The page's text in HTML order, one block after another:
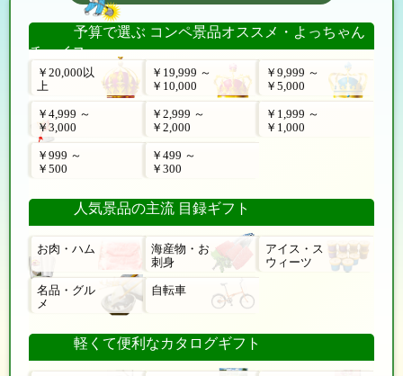
予算で選ぶ コンペ景品オススメ・よっちゃん
チョイス
￥20,000以
上
￥19,999 ～
￥10,000
￥9,999 ～
￥5,000
￥4,999 ～
￥3,000
￥2,999 ～
￥2,000
￥1,999 ～
￥1,000
￥999 ～
￥500
￥499 ～
￥300
人気景品の主流 目録ギフト
お肉・ハム
海産物・お
刺身
アイス・ス
ウィーツ
名品・グル
メ
自転車
軽くて便利なカタログギフト